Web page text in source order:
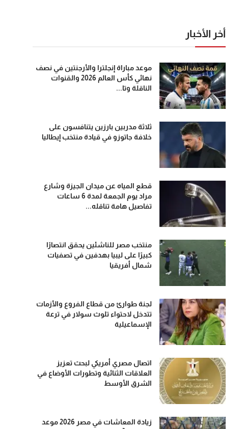
أخر الأخبار
موعد مباراة إنجلترا والأرجنتين في نصف
نهائي كأس العالم 2026 والقنوات
الناقلة وتا...
ثلاثة مدربين بارزين يتنافسون على
خلافة جاتوزو في قيادة منتخب إيطاليا
قطع المياه عن ميدان الجيزة وشارع
مراد يوم الجمعة لمدة 6 ساعات
تفاصيل هامة تناقله...
منتخب مصر للناشئين يحقق انتصارًا
كبيرًا على ليبيا بهدفين في تصفيات
شمال أفريقيا
لجنة طوارئ من قطاع الفروع والأزمات
تتدخل لاحتواء تلوث سولار في ترعة
الإسماعيلية
اتصال مصري أمريكي لبحث تعزيز
العلاقات الثنائية وتطورات الأوضاع في
الشرق الأوسط
زيادة المعاشات في مصر 2026 موعد